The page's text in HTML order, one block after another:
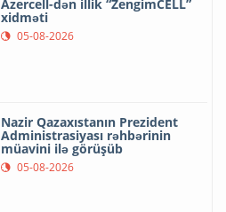
Azercell-dən illik “ZengimCELL”
xidməti
05-08-2026
Nazir Qazaxıstanın Prezident
Administrasiyası rəhbərinin
müavini ilə görüşüb
05-08-2026